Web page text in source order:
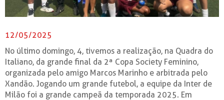
12/05/2025
No último domingo, 4, tivemos a realização, na Quadra do
Italiano, da grande final da 2ª Copa Society Feminino,
organizada pelo amigo Marcos Marinho e arbitrada pelo
Xandão. Jogando um grande futebol, a equipe da Inter de
Milão foi a grande campeã da temporada 2025. Em